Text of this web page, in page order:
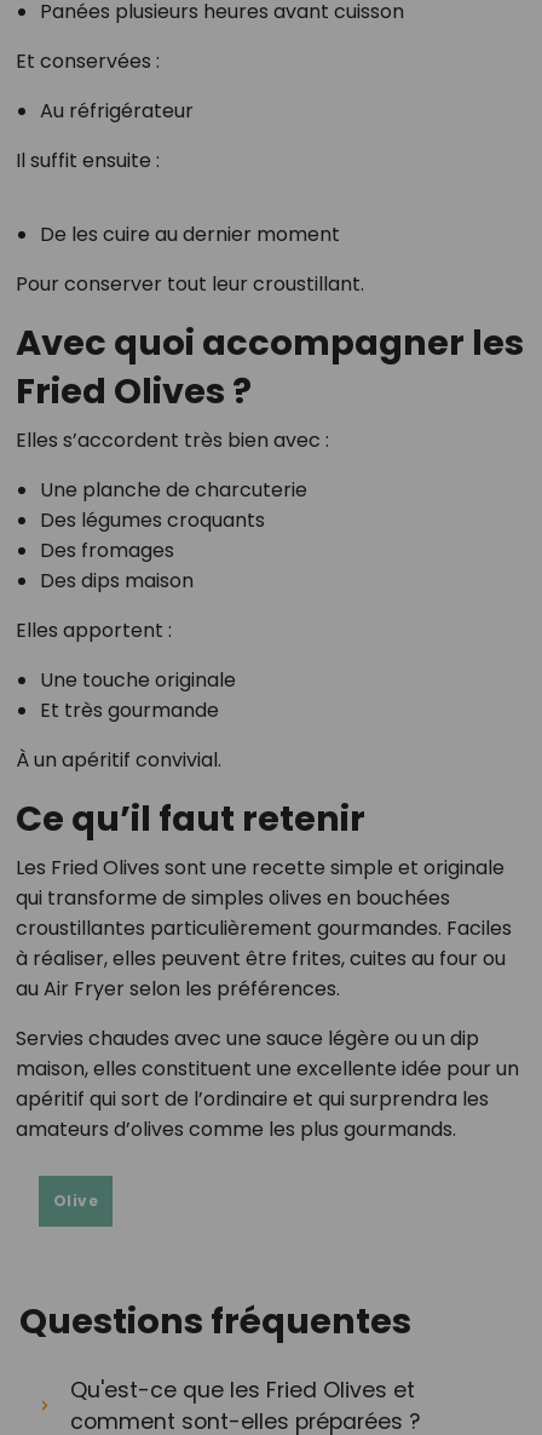
Panées plusieurs heures avant cuisson
Et conservées :
Au réfrigérateur
Il suffit ensuite :
De les cuire au dernier moment
Pour conserver tout leur croustillant.
Avec quoi accompagner les
Fried Olives ?
Elles s’accordent très bien avec :
Une planche de charcuterie
Des légumes croquants
Des fromages
Des dips maison
Elles apportent :
Une touche originale
Et très gourmande
À un apéritif convivial.
Ce qu’il faut retenir
Les Fried Olives sont une recette simple et originale
qui transforme de simples olives en bouchées
croustillantes particulièrement gourmandes. Faciles
à réaliser, elles peuvent être frites, cuites au four ou
au Air Fryer selon les préférences.
Servies chaudes avec une sauce légère ou un dip
maison, elles constituent une excellente idée pour un
apéritif qui sort de l’ordinaire et qui surprendra les
amateurs d’olives comme les plus gourmands.
Olive
Questions fréquentes
Qu'est-ce que les Fried Olives et
comment sont-elles préparées ?